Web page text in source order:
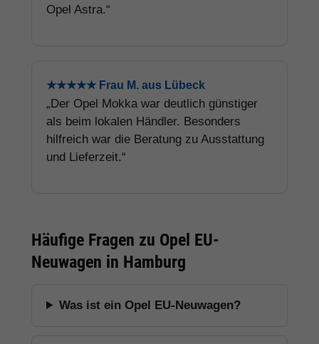
Opel Astra.“
★★★★★ Frau M. aus Lübeck
„Der Opel Mokka war deutlich günstiger
als beim lokalen Händler. Besonders
hilfreich war die Beratung zu Ausstattung
und Lieferzeit.“
Häufige Fragen zu Opel EU-
Neuwagen in Hamburg
Was ist ein Opel EU-Neuwagen?